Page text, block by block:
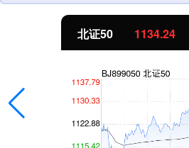
北证50 1134.24